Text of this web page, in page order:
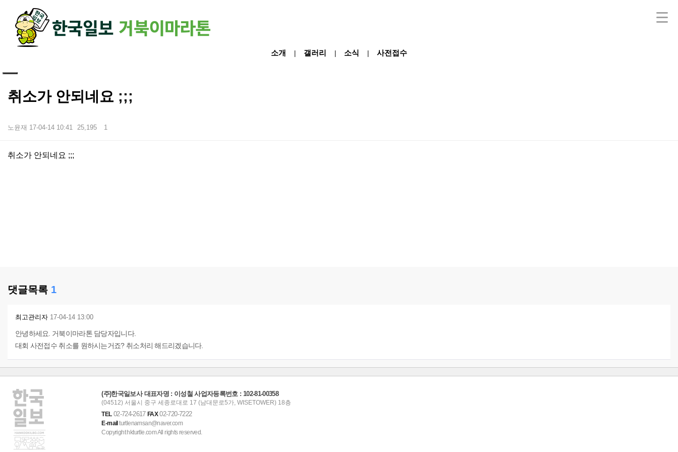
소개 갤러리 소식 사전접수
취소가 안되네요 ;;;
노윤재 17-04-14 10:41 25,195 1
본문
취소가 안되네요 ;;;
댓글목록 1
최고관리자 17-04-14 13:00
안녕하세요. 거북이마라톤 담당자입니다.
대회 사전접수 취소를 원하시는거죠? 취소처리 해드리겠습니다.
하단 영역
(주)한국일보사 대표자명 : 이성철 사업자등록번호 : 102-81-00358
(04512) 서울시 중구 세종로대로 17 (남대문로5가, WISETOWER) 18층
TEL02-724-2617FAX02-720-7222
E-mailturtlenamsan@naver.com
Copyright hkturtle.com All rights reserved.